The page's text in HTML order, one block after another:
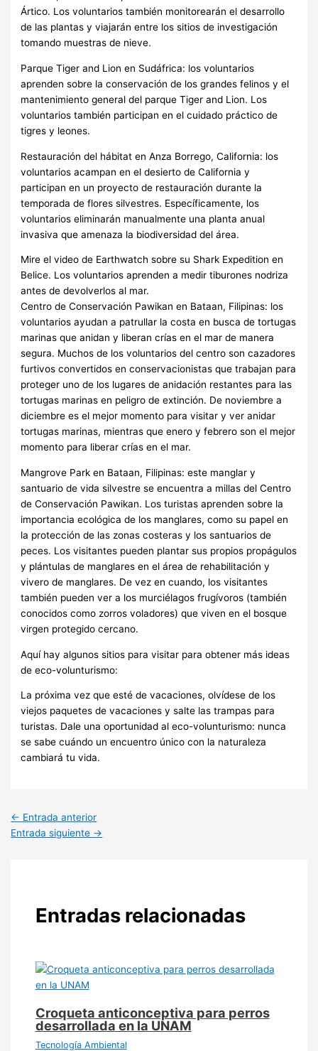
Ártico. Los voluntarios también monitorearán el desarrollo
de las plantas y viajarán entre los sitios de investigación
tomando muestras de nieve.
Parque Tiger and Lion en Sudáfrica: los voluntarios
aprenden sobre la conservación de los grandes felinos y el
mantenimiento general del parque Tiger and Lion. Los
voluntarios también participan en el cuidado práctico de
tigres y leones.
Restauración del hábitat en Anza Borrego, California: los
voluntarios acampan en el desierto de California y
participan en un proyecto de restauración durante la
temporada de flores silvestres. Específicamente, los
voluntarios eliminarán manualmente una planta anual
invasiva que amenaza la biodiversidad del área.
Mire el video de Earthwatch sobre su Shark Expedition en
Belice. Los voluntarios aprenden a medir tiburones nodriza
antes de devolverlos al mar.
Centro de Conservación Pawikan en Bataan, Filipinas: los
voluntarios ayudan a patrullar la costa en busca de tortugas
marinas que anidan y liberan crías en el mar de manera
segura. Muchos de los voluntarios del centro son cazadores
furtivos convertidos en conservacionistas que trabajan para
proteger uno de los lugares de anidación restantes para las
tortugas marinas en peligro de extinción. De noviembre a
diciembre es el mejor momento para visitar y ver anidar
tortugas marinas, mientras que enero y febrero son el mejor
momento para liberar crías en el mar.
Mangrove Park en Bataan, Filipinas: este manglar y
santuario de vida silvestre se encuentra a millas del Centro
de Conservación Pawikan. Los turistas aprenden sobre la
importancia ecológica de los manglares, como su papel en
la protección de las zonas costeras y los santuarios de
peces. Los visitantes pueden plantar sus propios propágulos
y plántulas de manglares en el área de rehabilitación y
vivero de manglares. De vez en cuando, los visitantes
también pueden ver a los murciélagos frugívoros (también
conocidos como zorros voladores) que viven en el bosque
virgen protegido cercano.
Aquí hay algunos sitios para visitar para obtener más ideas
de eco-volunturismo:
La próxima vez que esté de vacaciones, olvídese de los
viejos paquetes de vacaciones y salte las trampas para
turistas. Dale una oportunidad al eco-volunturismo: nunca
se sabe cuándo un encuentro único con la naturaleza
cambiará tu vida.
← Entrada anterior
Entrada siguiente →
Entradas relacionadas
Croqueta anticonceptiva para perros
desarrollada en la UNAM
Tecnología Ambiental